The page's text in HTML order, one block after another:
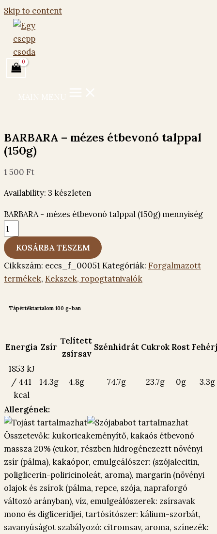
Skip to content
BARBARA – mézes étbevonó talppal
(150g)
1 500 Ft
Availability: 3 készleten
BARBARA - mézes étbevonó talppal (150g) mennyiség
KOSÁRBA TESZEM
Cikkszám: eccs_f_00051 Kategóriák: Forgalmazott
termékek, Kekszek, ropogtatnivalók
Tápértéktartalom 100 g-ban
Energia Zsír
Telített
zsírsav
Szénhidrát Cukrok Rost
1853 kJ
/ 441
kcal
14.3g 4.8g 74.7g 23.7g 0g 3.3g
Allergének:
Összetevők: kukoricakeményítő, kakaós étbevonó
massza 20% (cukor, részben hidrogénezeztt növényi
zsír (pálma), kakaópor, emulgeálószer: (szójalecitin,
poliglicerin-poliricinoleát, aroma), margarin (növényi
olajok és zsírok (pálma, repce, szója, napraforgó
változó arányban), víz, emulgeálószerek: zsírsavak
mono és digliceridjei, tartósítószer: kálium-szorbát,
savanyúságot szabályozó: citromsav, aroma, színezék: